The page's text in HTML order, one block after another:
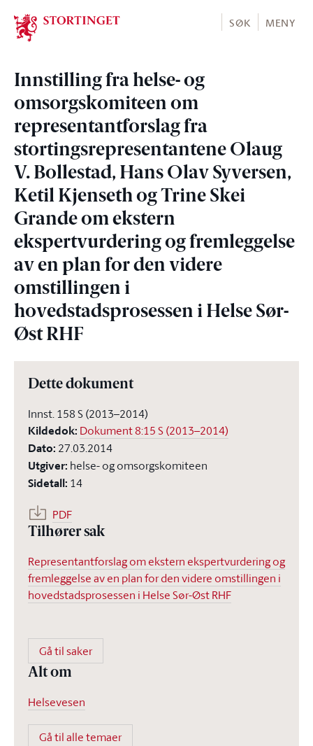
Stortinget.no
SØK MENY
Innstilling fra helse- og
omsorgskomiteen om
representantforslag fra
stortingsrepresentantene Olaug
V. Bollestad, Hans Olav Syversen,
Ketil Kjenseth og Trine Skei
Grande om ekstern
ekspertvurdering og fremleggelse
av en plan for den videre
omstillingen i
hovedstadsprosessen i Helse Sør-
Øst RHF
Dette dokument
Innst. 158 S (2013–2014)
Kildedok: Dokument 8:15 S (2013–2014)
Dato: 27.03.2014
Utgiver: helse- og omsorgskomiteen
Sidetall: 14
PDF
Tilhører sak
Representantforslag om ekstern ekspertvurdering og
fremleggelse av en plan for den videre omstillingen i
hovedstadsprosessen i Helse Sør-Øst RHF
Gå til saker
Alt om
Helsevesen
Gå til alle temaer